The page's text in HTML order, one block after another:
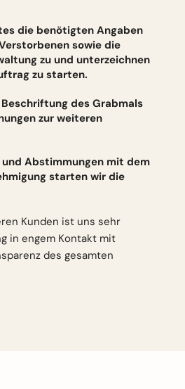
die benötigten Angaben
sowie die
zu und unterzeichnen
zu starten.
des Grabmals
zur weiteren
Abstimmungen mit dem
starten wir die
Kunden ist uns sehr
in engem Kontakt mit
des gesamten